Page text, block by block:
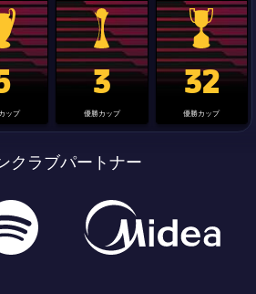
Champions League trophy
ップ
label.aria.clubworldcup
3
優勝カップ
国王杯
32
優勝カップ
クラブパートナー